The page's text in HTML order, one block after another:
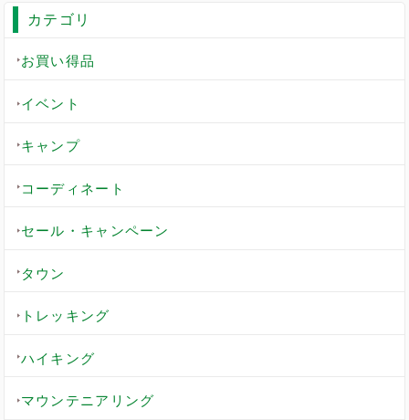
カテゴリ
お買い得品
イベント
キャンプ
コーディネート
セール・キャンペーン
タウン
トレッキング
ハイキング
マウンテニアリング